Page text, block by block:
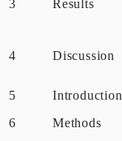
3 Results
4 Discussion
5 Introduction
6
Methods